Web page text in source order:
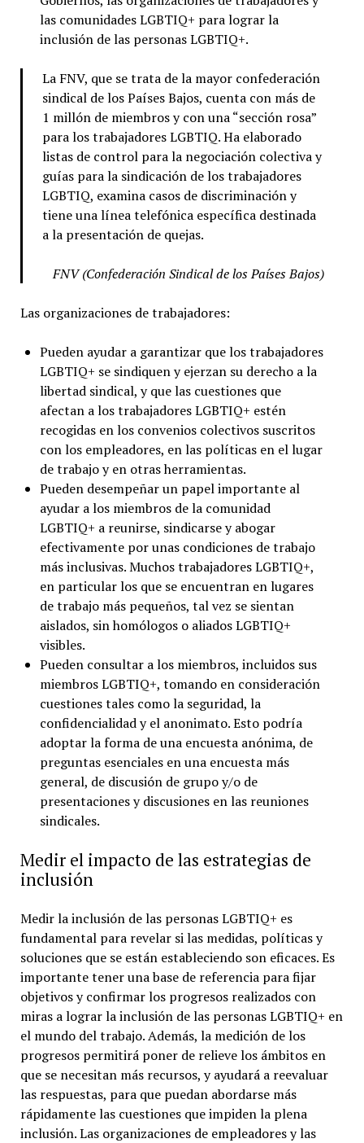
las comunidades LGBTIQ+ para lograr la
inclusión de las personas LGBTIQ+.
La FNV, que se trata de la mayor confederación
sindical de los Países Bajos, cuenta con más de
1 millón de miembros y con una “sección rosa”
para los trabajadores LGBTIQ. Ha elaborado
listas de control para la negociación colectiva y
guías para la sindicación de los trabajadores
LGBTIQ, examina casos de discriminación y
tiene una línea telefónica específica destinada
a la presentación de quejas.
FNV (Confederación Sindical de los Países Bajos)
Las organizaciones de trabajadores:
Pueden ayudar a garantizar que los trabajadores
LGBTIQ+ se sindiquen y ejerzan su derecho a la
libertad sindical, y que las cuestiones que
afectan a los trabajadores LGBTIQ+ estén
recogidas en los convenios colectivos suscritos
con los empleadores, en las políticas en el lugar
de trabajo y en otras herramientas.
Pueden desempeñar un papel importante al
ayudar a los miembros de la comunidad
LGBTIQ+ a reunirse, sindicarse y abogar
efectivamente por unas condiciones de trabajo
más inclusivas. Muchos trabajadores LGBTIQ+,
en particular los que se encuentran en lugares
de trabajo más pequeños, tal vez se sientan
aislados, sin homólogos o aliados LGBTIQ+
visibles.
Pueden consultar a los miembros, incluidos sus
miembros LGBTIQ+, tomando en consideración
cuestiones tales como la seguridad, la
confidencialidad y el anonimato. Esto podría
adoptar la forma de una encuesta anónima, de
preguntas esenciales en una encuesta más
general, de discusión de grupo y/o de
presentaciones y discusiones en las reuniones
sindicales.
Medir el impacto de las estrategias de
inclusión
Medir la inclusión de las personas LGBTIQ+ es
fundamental para revelar si las medidas, políticas y
soluciones que se están estableciendo son eficaces. Es
importante tener una base de referencia para fijar
objetivos y confirmar los progresos realizados con
miras a lograr la inclusión de las personas LGBTIQ+ en
el mundo del trabajo. Además, la medición de los
progresos permitirá poner de relieve los ámbitos en
que se necesitan más recursos, y ayudará a reevaluar
las respuestas, para que puedan abordarse más
rápidamente las cuestiones que impiden la plena
inclusión. Las organizaciones de empleadores y las